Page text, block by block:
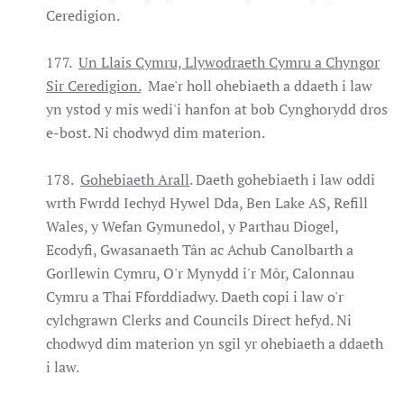
Ceredigion.
177. Un Llais Cymru, Llywodraeth Cymru a Chyngor
Sir Ceredigion.Mae'r holl ohebiaeth a ddaeth i law
yn ystod y mis wedi'i hanfon at bob Cynghorydd dros
e-bost. Ni chodwyd dim materion.
178. Gohebiaeth Arall. Daeth gohebiaeth i law oddi
wrth Fwrdd Iechyd Hywel Dda, Ben Lake AS, Refill
Wales, y Wefan Gymunedol, y Parthau Diogel,
Ecodyfi, Gwasanaeth Tân ac Achub Canolbarth a
Gorllewin Cymru, O'r Mynydd i'r Môr, Calonnau
Cymru a Thai Fforddiadwy. Daeth copi i law o'r
cylchgrawn Clerks and Councils Direct hefyd. Ni
chodwyd dim materion yn sgil yr ohebiaeth a ddaeth
i law.